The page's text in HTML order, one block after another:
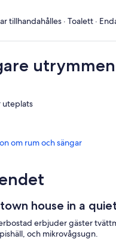
tillhandahålles · Toalett ·
utrymmen
uteplats
om rum och sängar
house in a
erbjuder gäster
och mikrovågsugn.